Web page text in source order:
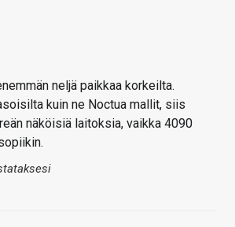
neljä paikkaa korkeilta.
kuin ne Noctua mallit, siis
näköisiä laitoksia, vaikka 4090